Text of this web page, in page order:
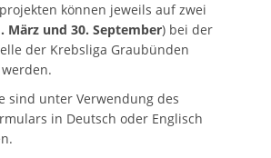
können jeweils auf zwei
März und 30. September) bei der
der Krebsliga Graubünden
sind unter Verwendung des
in Deutsch oder Englisch